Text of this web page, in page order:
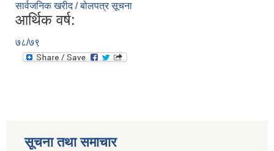
सार्वजनिक खरीद / बोलपत्र सूचना
आर्थिक वर्ष:
७८/७९
सूचना तथा समाचार